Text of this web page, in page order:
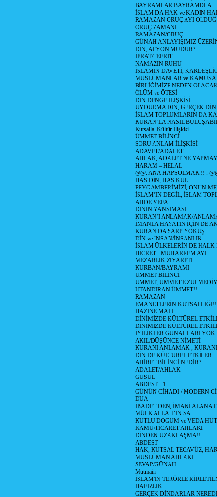
BAYRAMLAR BAYRAMOLA
İSLAM DA HAK ve KADIN
RAMAZAN ORUÇ AYI
ORUÇ ZAMANI
RAMAZAN/ORUÇ
GÜNAH ANLAYIŞIMIZ
DİN, AFYON MUDUR?
İFRAT/TEFRİT
NAMAZIN RUHU
İSLAMIN DAVETİ,
MÜSLÜMANLAR ve
BİRLİĞİMİZE NEDEN
ÖLÜM ve ÖTESİ
DİN DENGE İLİŞKİSİ
UYDURMA DİN, GERÇEK DİN
İSLAM TOPLUMLARIN DA
KURAN’LA NASIL
Kutsalla, Kültür İlişkisi
ÜMMET BİLİNCİ
SORU ANLAM İLİŞKİSİ
ADAVET/ADALET
AHLAK, ADALET NE
HARAM – HELAL
@@. ANA HAPSOLMAK !! .
HAS DİN, HAS KUL
PEYGAMBERİMİZİ, ONUN
İSLAM’IN DEGİL, İSLAM
AHDE VEFA
DİNİN YANSIMASI
KURAN’I ANLAMAK/
İMANLA HAYATIN İÇİN DE
KURAN DA SARP YOKUŞ
DİN ve İNSAN/İNSANLIK
İSLAM ÜLKELERİN DE
HİCRET - MUHARREM AYI
MEZARLIK ZİYARETİ
KURBAN/BAYRAMI
ÜMMET BİLİNCİ
ÜMMET, ÜMMET'E
UTANDIRAN ÜMMET!!
RAMAZAN
EMANETLERİN KUTSALLIĞI!!
HAZİNE MALI
DİNİMİZDE KÜLTÜREL
DİNİMİZDE KÜLTÜREL
İYİLİKLER GÜNAHLARI YOK
AKIL/DÜŞÜNCE NİMETİ
KURANI ANLAMAK ,
DİN DE KÜLTÜREL ETKİLER
AHİRET BİLİNCİ NEDİR?
ADALET/AHLAK
GUSÜL
ABDEST - 1
GÜNÜN CİHADI / MODERN
DUA
İBADET DEN, İMANİ ALANA
MÜLK ALLAH’IN SA ….
KUTLU DOGUM ve VEDA
KAMU/TİCARET AHLAKI
DİNDEN UZAKLAŞMA!!
ABDEST
HAK, KUTSAL TECAVÜZ,
MÜSLÜMAN AHLAKI
SEVAP/GÜNAH
Mutmain
İSLAM'IN TERÖRLE
HAFIZLIK
GERÇEK DİNDARLAR